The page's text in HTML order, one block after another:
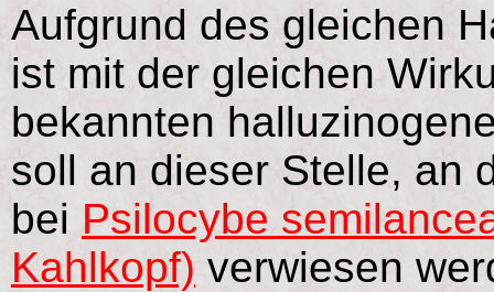
Aufgrund des gleichen
ist mit der gleichen
bekannten
soll an dieser Stelle, an
bei Psilocybe
Kahlkopf) verwiesen